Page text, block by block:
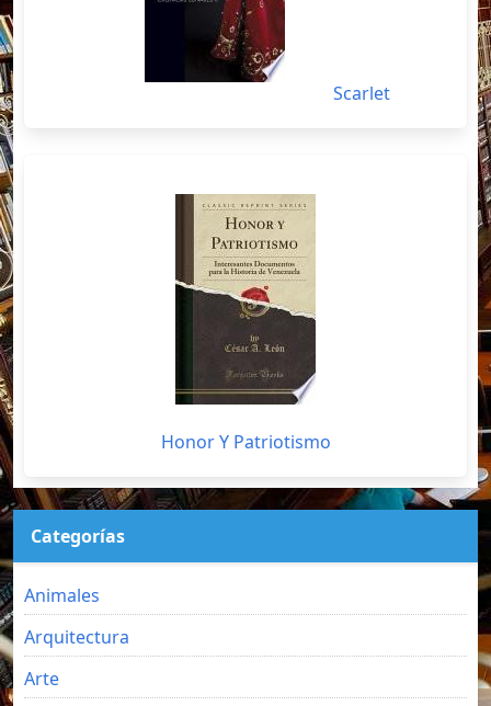
Scarlet
Honor Y Patriotismo
Categorías
Animales
Arquitectura
Arte